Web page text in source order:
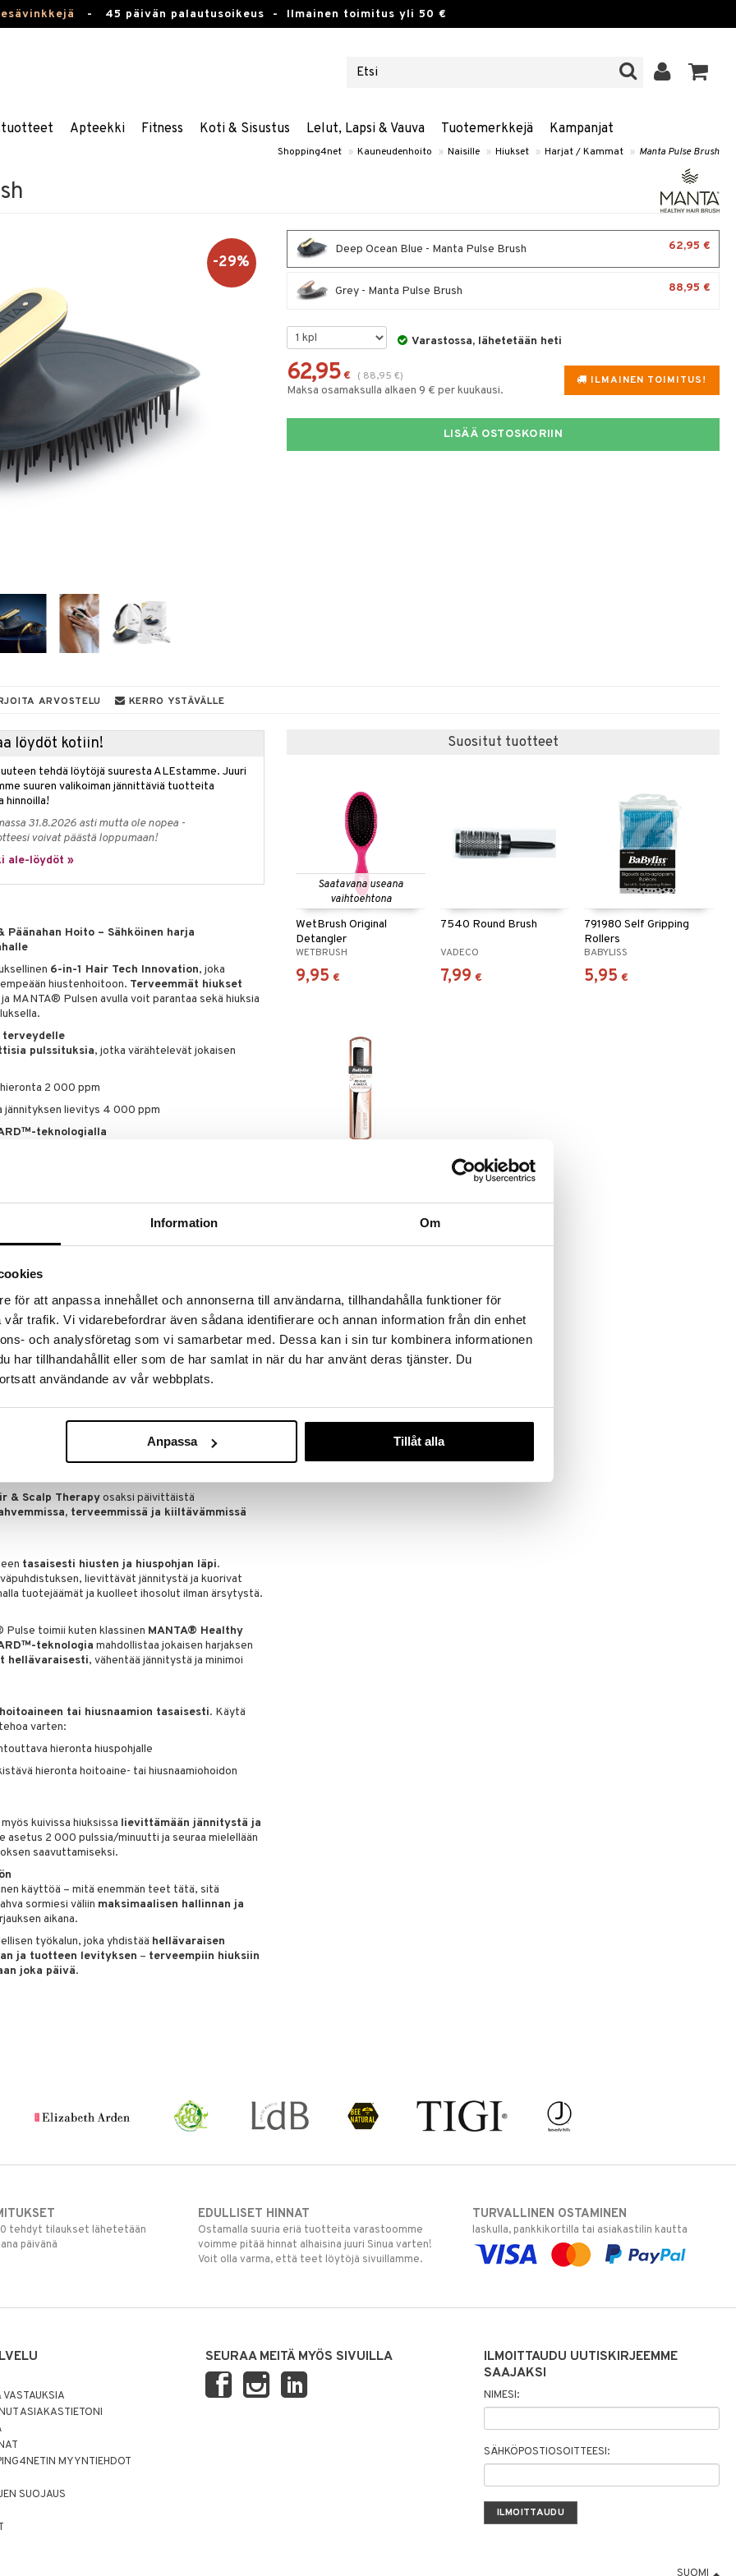
Information Om
för att anpassa innehållet och annonserna till användarna, tillhandahålla funktioner för
trafik. Vi vidarebefordrar även sådana identifierare och annan information från din enhet
och analysföretag som vi samarbetar med. Dessa kan i sin tur kombinera informationen
har tillhandahållit eller som de har samlat in när du har använt deras tjänster. Du
användande av vår webbplats.
Anpassa Tillåt alla
- 45 päivän palautusoikeus - Ilmainen toimitus yli 50 €
Apteekki Fitness Koti & Sisustus Lelut, Lapsi & Vauva Tuotemerkkejä Kampanjat
Shopping4net » Kauneudenhoito » Naisille » Hiukset » Harjat / Kammat » Manta Pulse Brush
-29%
Deep Ocean Blue - Manta Pulse Brush 62,95 €
Grey - Manta Pulse Brush 88,95 €
Varastossa, lähetetään heti
ILMAINEN TOIMITUS!
62,95 € ( 88,95 €)
Maksa osamaksulla alkaen 9 € per kuukausi.
LISÄÄ OSTOSKORIIN
ARVOSTELU KERRO YSTÄVÄLLE
löydöt kotiin!
tehdä löytöjä suuresta ALEstamme. Juuri
suuren valikoiman jännittäviä tuotteita
hinnoilla!
31.8.2026 asti mutta ole nopea -
voivat päästä loppumaan!
ale-löydöt »
Päänahan Hoito – Sähköinen harja
6-in-1 Hair Tech Innovation, joka
hiustenhoitoon. Terveemmät hiukset
ja MANTA® Pulsen avulla voit parantaa sekä hiuksia
terveydelle
pulssituksia, jotka värähtelevät jokaisen
2 000 ppm
jännityksen lievitys 4 000 ppm
teknologialla
liikkuu
hiukset voisivat katketa. Se
päänahan hierontaan
kahdella voimakkuudella
harjasten joustavuudella
katkeamisen minimointi
käyttää märkiin tai kuiviin hiuksiin
hiusharja – se onammattilaisväline hiusten ja
ja hoidon vahvemmille, terveemmille
vahvempaan ja kiiltävämpään
& Scalp Therapyosaksi päivittäistä
terveemmissä ja kiiltävämmissä
tasaisesti hiusten ja hiuspohjan läpi.
lievittävät jännitystä ja kuorivat
tuotejäämät ja kuolleet ihosolut ilman ärsytystä.
Pulse toimii kuten klassinen MANTA® Healthy
teknologia mahdollistaa jokaisen harjaksen
hellävaraisesti, vähentää jännitystä ja minimoi
tai hiusnaamion tasaisesti. Käytä
varten:
hieronta hiuspohjalle
hieronta hoitoaine- tai hiusnaamiohoidon
kuivissa hiuksissa lievittämään jännitystä ja
asetus 2 000 pulssia/minuutti ja seuraa mielellään
saavuttamiseksi.
käyttöä – mitä enemmän teet tätä, sitä
sormiesi väliin maksimaalisen hallinnan ja
aikana.
työkalun, joka yhdistää hellävaraisen
ja tuotteen levityksen – terveempiin hiuksiin
joka päivä.
Suositut tuotteet
Saatavana useana
vaihtoehtona
WetBrush Original
Detangler
WETBRUSH
9,95 €
7540 Round Brush
VADECO
7,99 €
791980 Self Gripping
Rollers
BABYLISS
5,95 €
tehdyt tilaukset lähetetään
päivänä
EDULLISET HINNAT
Ostamalla suuria eriä tuotteita varastoomme
voimme pitää hinnat alhaisina juuri Sinua varten!
Voit olla varma, että teet löytöjä sivuillamme.
TURVALLINEN OSTAMINEN
laskulla, pankkikortilla tai asiakastilin kautta
ASIAKASTIETONI
MYYNTIEHDOT
SUOJAUS
SEURAA MEITÄ MYÖS SIVUILLA
ILMOITTAUDU UUTISKIRJEEMME
SAAJAKSI
NIMESI:
SÄHKÖPOSTIOSOITTEESI: